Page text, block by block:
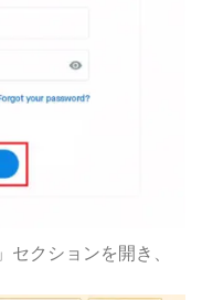
クションを開き、